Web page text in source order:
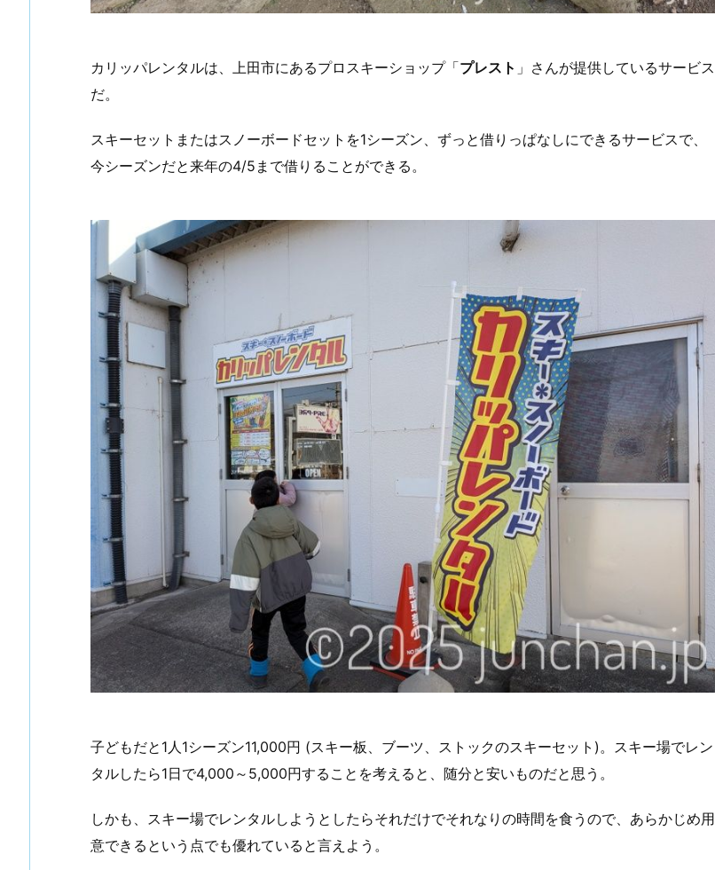
カリッパレンタルは、上田市にあるプロスキーショップ「プレスト 」さんが提供しているサービス
だ。
スキーセットまたはスノーボードセットを1シーズン、ずっと借りっぱなしにできるサービスで、
今シーズンだと来年の4/5まで借りることができる。
子どもだと1人1シーズン11,000円 (スキー板、ブーツ、ストックのスキーセット)。スキー場でレン
タルしたら1日で4,000～5,000円することを考えると、随分と安いものだと思う。
しかも、スキー場でレンタルしようとしたらそれだけでそれなりの時間を食うので、あらかじめ用
意できるという点でも優れていると言えよう。